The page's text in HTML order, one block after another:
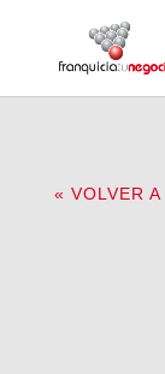
« VOLVER